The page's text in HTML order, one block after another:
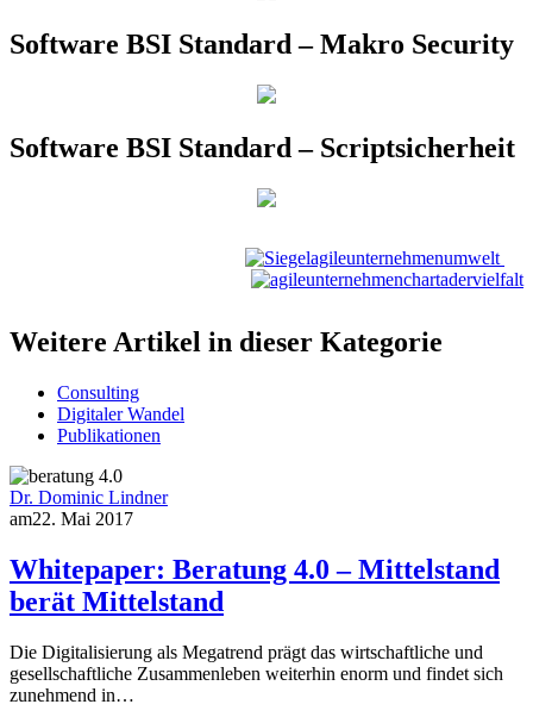
Software BSI Standard – Makro Security
Software BSI Standard – Scriptsicherheit
Weitere Artikel in dieser Kategorie
Consulting
Digitaler Wandel
Publikationen
Dr. Dominic Lindner
am22. Mai 2017
Whitepaper: Beratung 4.0 – Mittelstand
berät Mittelstand
Die Digitalisierung als Megatrend prägt das wirtschaftliche und
gesellschaftliche Zusammenleben weiterhin enorm und findet sich
zunehmend in…